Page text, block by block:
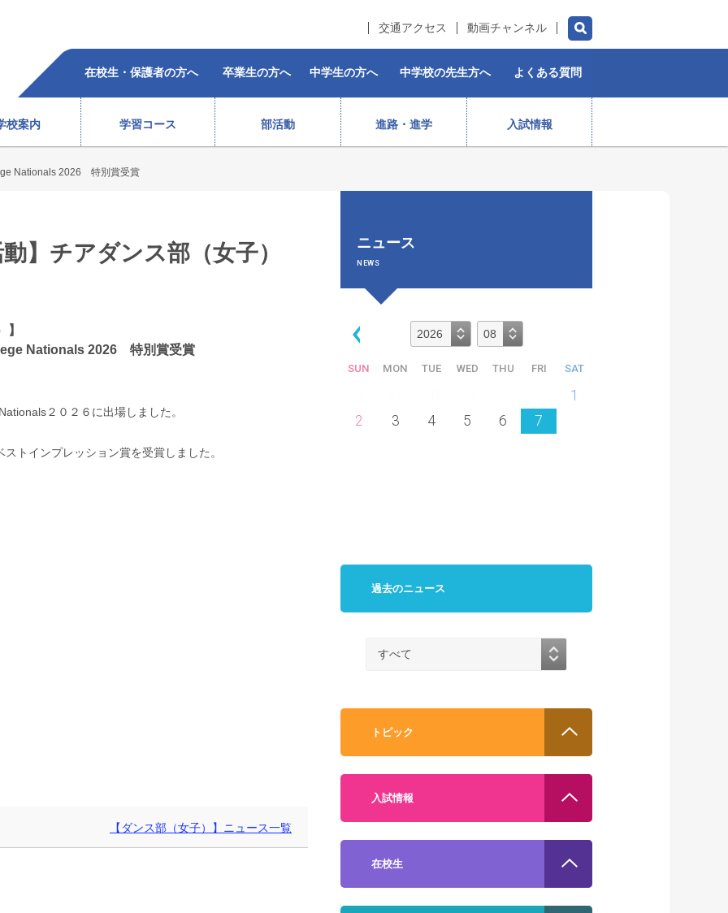
交通アクセス 動画チャンネル
在校生・保護者の方へ 卒業生の方へ 中学生の方へ 中学校の先生方へ よくある質問
校案内 学習コース 部活動 進路・進学 入試情報
心得 校歌・沿革 教育体系 施設紹介
サポート体制 費用(入学前・授業料等) 出身生徒データ
総合進学コース 保育コース
テニス部（男子） バスケットボール部（女子）
テニス部（女子）
バレーボール部（男子）
オープンスクール
Nationals 2026 特別賞受賞
】チアダンス部（女子）
Nationals 2026 特別賞受賞
２０２６に出場しました。
インプレッション賞を受賞しました。
【ダンス部（女子）】ニュース一覧
ニュース
NEWS
SUN MON TUE WED THU FRI SAT
1
2
3 4 5 6 7
過去のニュース
トピック
入試情報
在校生